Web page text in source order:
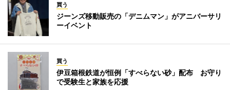
買う
ジーンズ移動販売の「デニムマン」がアニバーサリ
ーイベント
買う
伊豆箱根鉄道が恒例「すべらない砂」配布 お守り
で受験生と家族を応援